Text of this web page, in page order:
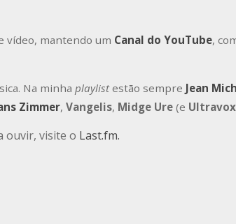
vídeo, mantendo um Canal do YouTube,
Na minha playlistestão sempre Jean
Zimmer, Vangelis, Midge Ure (e
ouvir, visite o Last.fm.